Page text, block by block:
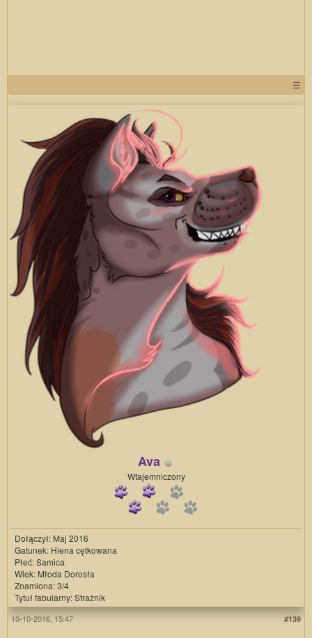
☰
Ava
Wtajemniczony
Dołączył: Maj 2016
Gatunek: Hiena cętkowana
Płeć: Samica
Wiek: Młoda Dorosła
Znamiona: 3/4
Tytuł fabularny: Strażnik
#139
10-10-2016, 15:47